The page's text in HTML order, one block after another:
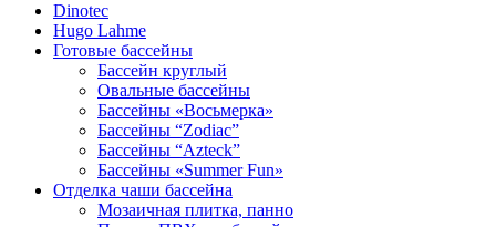
Dinotec
Hugo Lahme
Готовые бассейны
Бассейн круглый
Овальные бассейны
Бассейны «Восьмерка»
Бассейны “Zodiac”
Бассейны “Azteck”
Бассейны «Summer Fun»
Отделка чаши бассейна
Мозаичная плитка, панно